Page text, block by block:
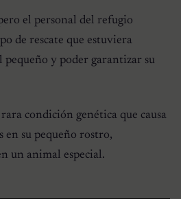
el personal del refugio
de rescate que estuviera
pequeño y poder garantizar su
condición genética que causa
en su pequeño rostro,
un animal especial.